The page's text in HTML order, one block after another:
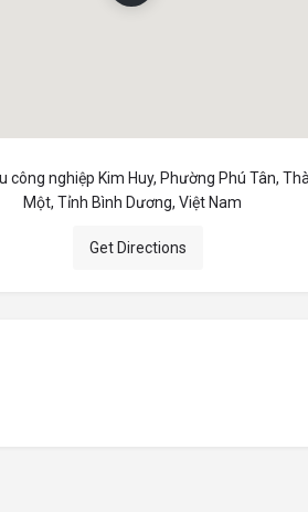
công nghiệp Kim Huy, Phường Phú Tân,
Một, Tỉnh Bình Dương, Việt Nam
Get Directions